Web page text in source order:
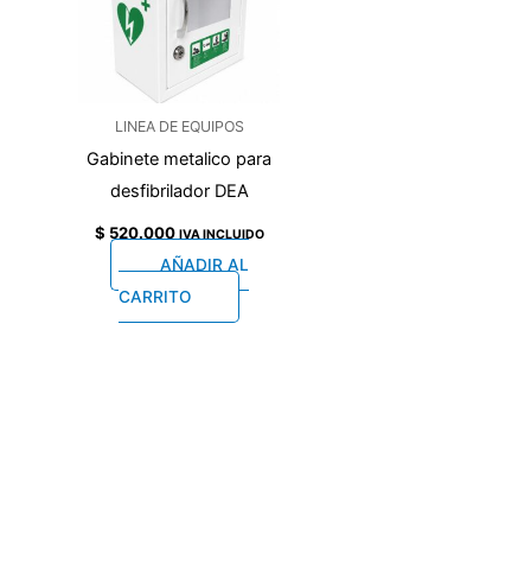
LINEA DE EQUIPOS
Gabinete metalico para
desfibrilador DEA
$ 520.000 IVA INCLUIDO
AÑADIR AL
CARRITO